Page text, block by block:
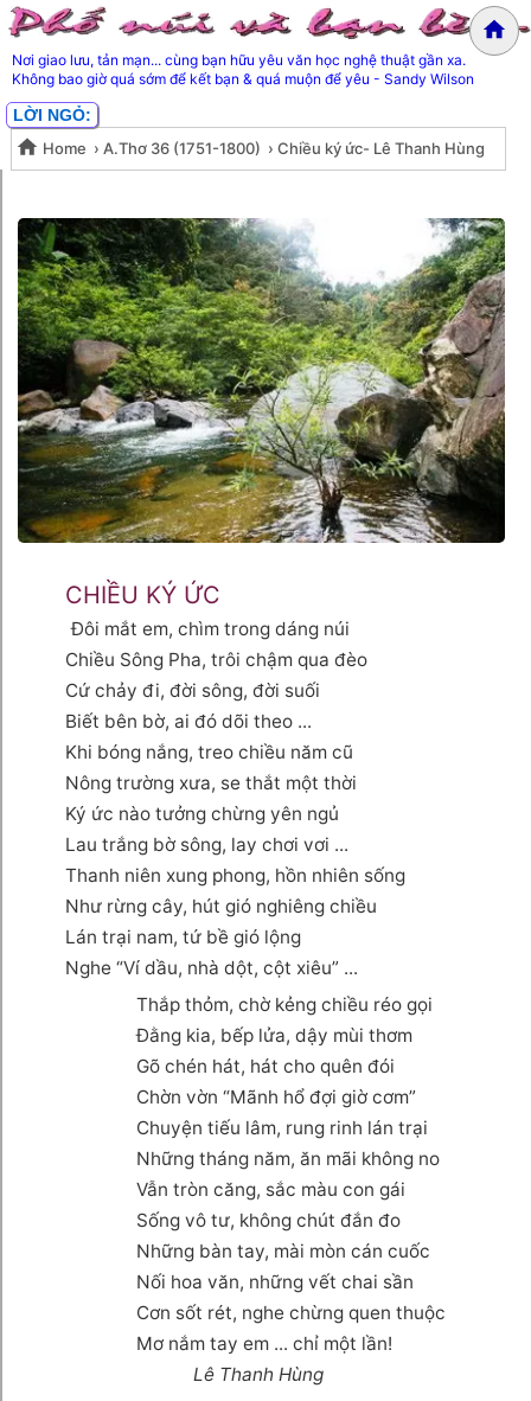
Nơi giao lưu, tản mạn... cùng bạn hữu yêu văn học nghệ thuật gần xa.
Không bao giờ quá sớm để kết bạn & quá muộn để yêu - Sandy Wilson
LỜI NGỎ:
Home › A.Thơ 36 (1751-1800) › Chiều ký ức- Lê Thanh Hùng
CHIỀU KÝ ỨC
Đôi mắt em, chìm trong dáng núi
Chiều Sông Pha, trôi chậm qua đèo
Cứ chảy đi, đời sông, đời suối
Biết bên bờ, ai đó dõi theo ...
Khi bóng nắng, treo chiều năm cũ
Nông trường xưa, se thắt một thời
Ký ức nào tưởng chừng yên ngủ
Lau trắng bờ sông, lay chơi vơi ...
Thanh niên xung phong, hồn nhiên sống
Như rừng cây, hút gió nghiêng chiều
Lán trại nam, tứ bề gió lộng
Nghe “Ví dầu, nhà dột, cột xiêu” ...
Thắp thỏm, chờ kẻng chiều réo gọi
Đằng kia, bếp lửa, dậy mùi thơm
Gõ chén hát, hát cho quên đói
Chờn vờn “Mãnh hổ đợi giờ cơm”
Chuyện tiếu lâm, rung rinh lán trại
Những tháng năm, ăn mãi không no
Vẫn tròn căng, sắc màu con gái
Sống vô tư, không chút đắn đo
Những bàn tay, mài mòn cán cuốc
Nối hoa văn, những vết chai sần
Cơn sốt rét, nghe chừng quen thuộc
Mơ nắm tay em ... chỉ một lần!
Lê Thanh Hùng